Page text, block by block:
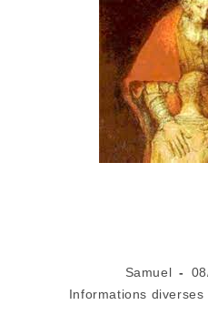
Samuel
Informations diverses